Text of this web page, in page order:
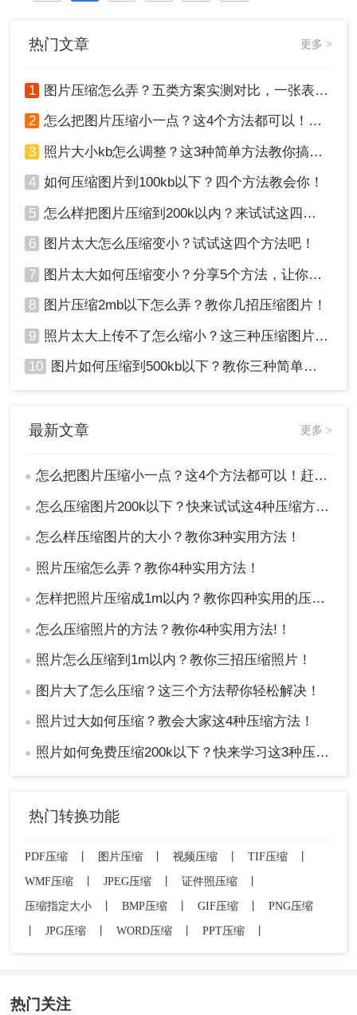
热门文章 更多 >
1 图片压缩怎么弄？五类方案实测对比，一张表看懂怎么选！
2 怎么把图片压缩小一点？这4个方法都可以！赶紧试试！
3 照片大小kb怎么调整？这3种简单方法教你搞定！
4 如何压缩图片到100kb以下？四个方法教会你！
5 怎么样把图片压缩到200k以内？来试试这四种压缩方法！
6 图片太大怎么压缩变小？试试这四个方法吧！
7 图片太大如何压缩变小？分享5个方法，让你轻松调整图片大小
8 图片压缩2mb以下怎么弄？教你几招压缩图片！
9 照片太大上传不了怎么缩小？这三种压缩图片的方法非常实用！
10 图片如何压缩到500kb以下？教你三种简单方法！
最新文章 更多 >
● 怎么把图片压缩小一点？这4个方法都可以！赶紧试试！
● 怎么压缩图片200k以下？快来试试这4种压缩方法!！
● 怎么样压缩图片的大小？教你3种实用方法！
● 照片压缩怎么弄？教你4种实用方法！
● 怎样把照片压缩成1m以内？教你四种实用的压缩方法！
● 怎么压缩照片的方法？教你4种实用方法!！
● 照片怎么压缩到1m以内？教你三招压缩照片！
● 图片大了怎么压缩？这三个方法帮你轻松解决！
● 照片过大如何压缩？教会大家这4种压缩方法！
● 照片如何免费压缩200k以下？快来学习这3种压缩方法！
热门转换功能
PDF压缩 图片压缩 视频压缩 TIF压缩
WMF压缩
JPEG压缩 证件照压缩
压缩指定大小
BMP压缩 GIF压缩
PNG压缩
JPG压缩 WORD压缩 PPT压缩
热门关注